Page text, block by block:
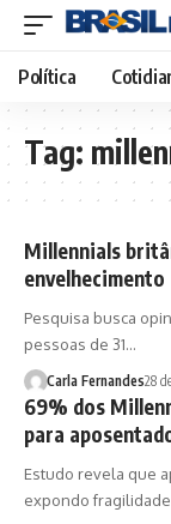
Política
Tag:
Millennials
envelhecimento
Pesquisa busca
pessoas de 31…
Carla Fernandes28
69% dos
para
Estudo revela que
expondo